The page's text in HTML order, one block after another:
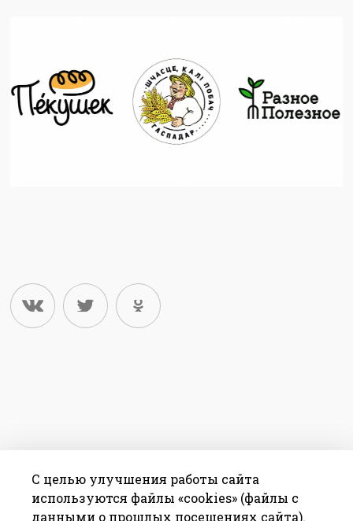
С целью улучшения работы сайта
используются файлы «cookies» (файлы с
данными о прошлых посещениях сайта).